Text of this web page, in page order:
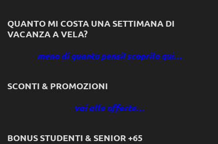
QUANTO MI COSTA UNA SETTIMANA DI
VACANZA A VELA?
meno di quanto pensi! scoprilo qui…
SCONTI & PROMOZIONI
vai alle offerte…
BONUS STUDENTI & SENIOR +65